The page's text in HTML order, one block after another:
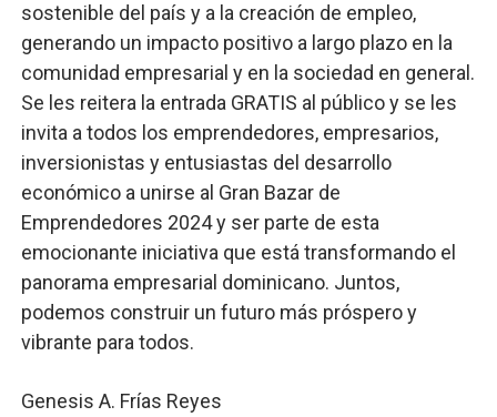
sostenible del país y a la creación de empleo,
generando un impacto positivo a largo plazo en la
comunidad empresarial y en la sociedad en general.
Se les reitera la entrada GRATIS al público y se les
invita a todos los emprendedores, empresarios,
inversionistas y entusiastas del desarrollo
económico a unirse al Gran Bazar de
Emprendedores 2024 y ser parte de esta
emocionante iniciativa que está transformando el
panorama empresarial dominicano. Juntos,
podemos construir un futuro más próspero y
vibrante para todos.
Genesis A. Frías Reyes